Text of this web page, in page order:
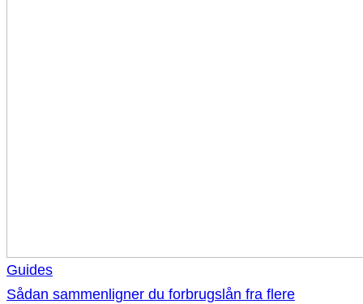
Guides
Sådan sammenligner du forbrugslån fra flere